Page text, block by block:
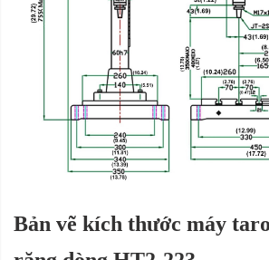
Bản vẽ kích thước máy